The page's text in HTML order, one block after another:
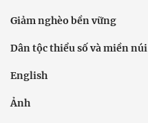
Giảm nghèo bền vững
Dân tộc thiểu số và miền núi
English
Ảnh